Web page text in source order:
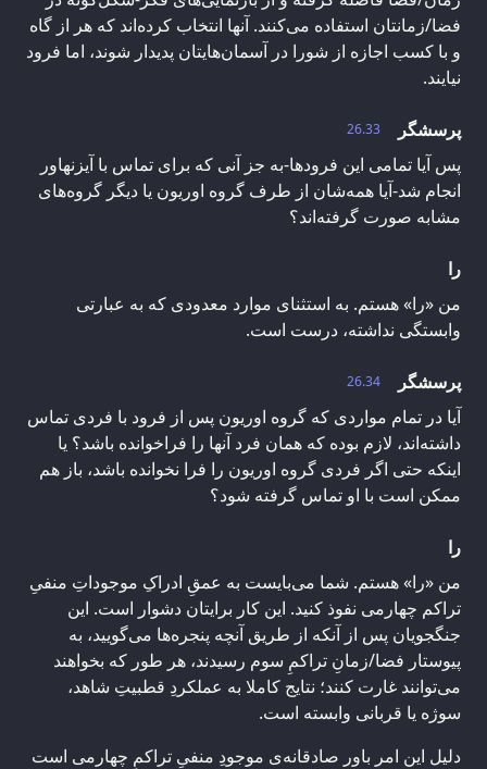
فضا/زمانتان استفاده می‌کنند. آنها انتخاب کرده‌اند که هر از گاه
و با کسب اجازه از شورا در آسمان‌هایتان پدیدار شوند، اما فرود
نیایند.
26.33
پرسشگر
پس آیا تمامی این فرودها-به جز آنی که برای تماس با آیزنهاور
انجام شد-آیا همه‌شان از طرف گروه اوریون یا دیگر گروه‌های
مشابه صورت گرفته‌اند؟
را
من «را» هستم. به استثنای موارد معدودی که به عبارتی
وابستگی نداشته، درست است.
26.34
پرسشگر
آیا در تمام مواردی که گروه اوریون پس از فرود با فردی تماس
داشته‌اند، لازم بوده که همان فرد آنها را فراخوانده باشد؟ یا
اینکه حتی اگر فردی گروه اوریون را فرا نخوانده باشد، باز هم
ممکن است با او تماس گرفته شود؟
را
من «را» هستم. شما می‌بایست به عمقِ ادراکِ موجوداتِ منفیِ
تراکم چهارمی نفوذ کنید. این کار برایتان دشوار است. این
جنگجویان پس از آنکه از طریق آنچه پنجره‌ها می‌گویید، به
پیوستار فضا/زمانِ تراکمِ سوم رسیدند، هر طور که بخواهند
می‌توانند غارت کنند؛ نتایج کاملا به عملکردِ قطبیتِ شاهد،
سوژه یا قربانی وابسته است.
دلیل این امر باور صادقانه‌ی موجودِ منفیِ تراکمِ چهارمی است